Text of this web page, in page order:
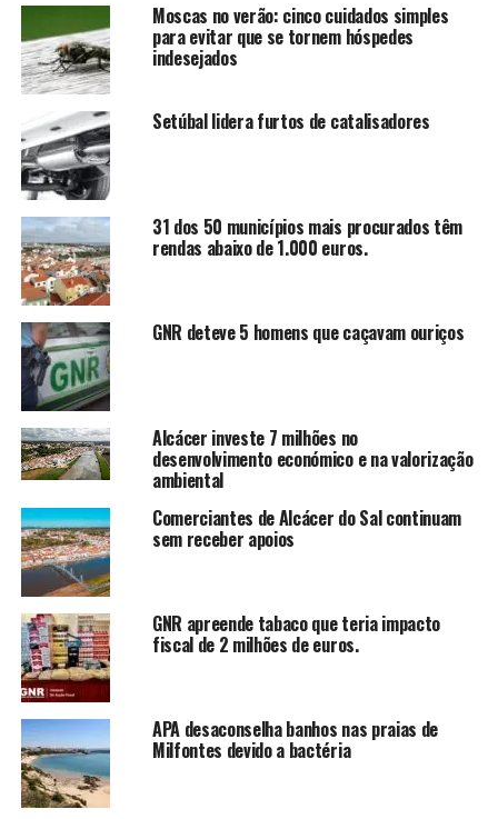
Moscas no verão: cinco cuidados simples
para evitar que se tornem hóspedes
indesejados
Setúbal lidera furtos de catalisadores
31 dos 50 municípios mais procurados têm
rendas abaixo de 1.000 euros.
GNR deteve 5 homens que caçavam ouriços
Alcácer investe 7 milhões no
desenvolvimento económico e na valorização
ambiental
Comerciantes de Alcácer do Sal continuam
sem receber apoios
GNR apreende tabaco que teria impacto
fiscal de 2 milhões de euros.
APA desaconselha banhos nas praias de
Milfontes devido a bactéria